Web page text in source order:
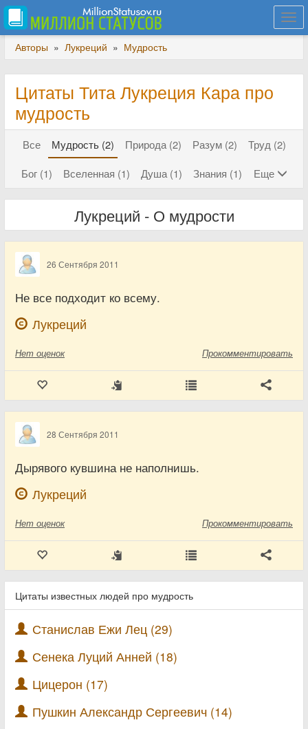
Авторы » Лукреций » Мудрость
Цитаты Тита Лукреция Кара про
мудрость
Все Мудрость (2) Природа (2) Разум (2)
Труд (2)
Бог (1)
Вселенная (1) Душа (1) Знания (1) Еще
Лукреций - О мудрости
26 Сентября 2011
Не все подходит ко всему.
Лукреций
Нет оценок Прокомментировать
28 Сентября 2011
Дырявого кувшина не наполнишь.
Лукреций
Нет оценок Прокомментировать
Цитаты известных людей про мудрость
Станислав Ежи Лец (29)
Сенека Луций Анней (18)
Цицерон (17)
Пушкин Александр Сергеевич (14)